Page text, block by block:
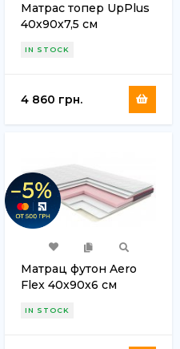
Матрас топер UpPlus
40х90х7,5 см
IN STOCK
4 860 грн.
Матрац футон Aero
Flex 40х90х6 см
IN STOCK